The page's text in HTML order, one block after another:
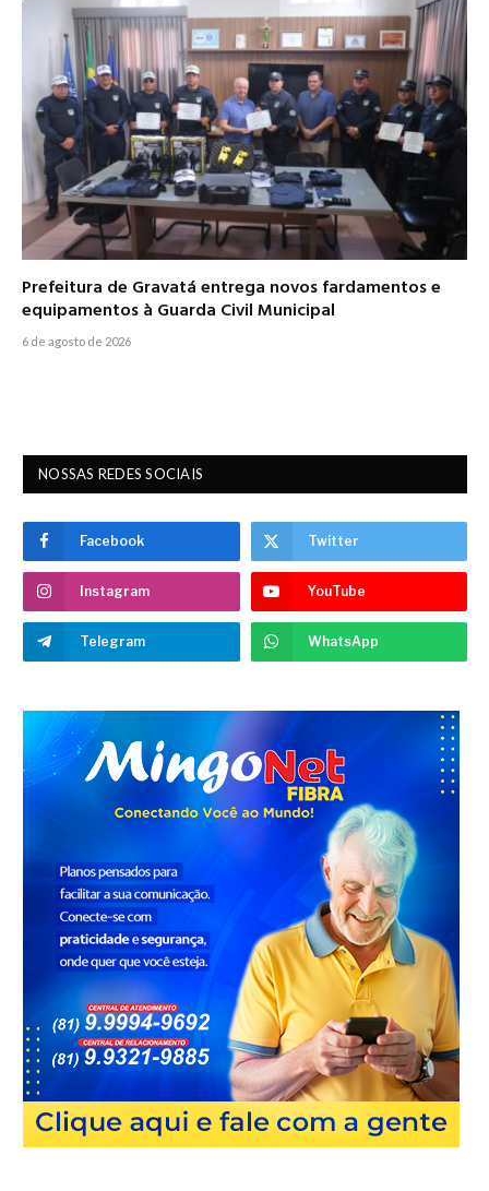
Prefeitura de Gravatá entrega novos fardamentos e
equipamentos à Guarda Civil Municipal
6 de agosto de 2026
NOSSAS REDES SOCIAIS
Facebook Twitter
Instagram YouTube
Telegram WhatsApp